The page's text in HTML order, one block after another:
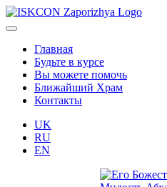
Главная
Будьте в курсе
Вы можете помочь
Ближайший Храм
Контакты
UK
RU
EN